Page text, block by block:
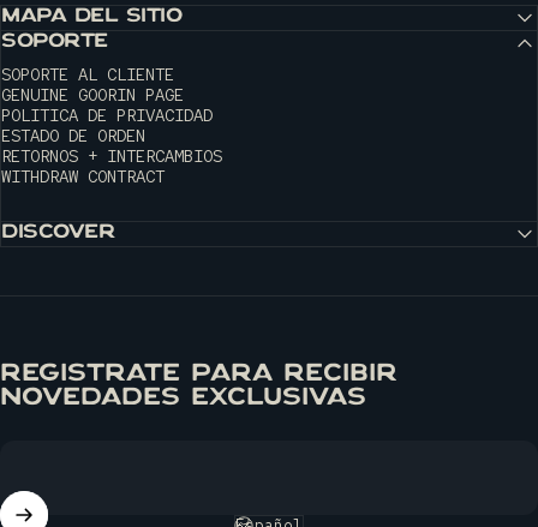
MAPA DEL SITIO
SOPORTE
SOPORTE AL CLIENTE
GENUINE GOORIN PAGE
POLITICA DE PRIVACIDAD
ESTADO DE ORDEN
RETORNOS + INTERCAMBIOS
WITHDRAW CONTRACT
DISCOVER
REGÍSTRATE PARA RECIBIR
NOVEDADES EXCLUSIVAS